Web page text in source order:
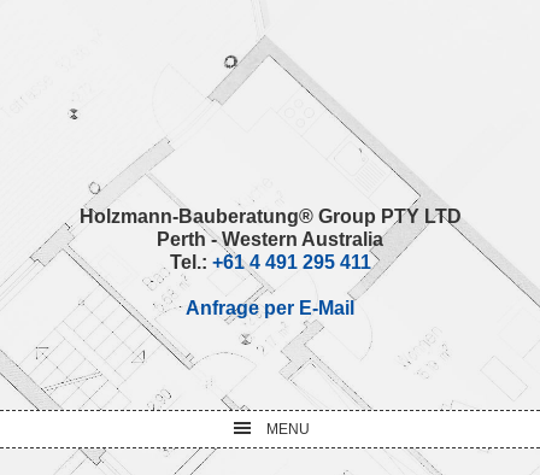
navigation
Holzmann-Bauberatung® Group PTY LTD
Perth - Western Australia
Tel.: +61 4 491 295 411
Anfrage per E-Mail
MENU